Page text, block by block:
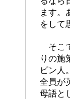
ます。
をして
そこ
りの施
ピン人
全員が
母語と